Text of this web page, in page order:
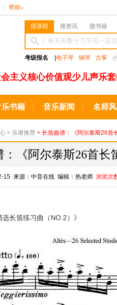
帮助 ∨
搜课程 搜资讯 搜书籍
考级报名 电子琴 钢琴 古筝
主义核心价值观少儿声乐
乐书籍 音乐新闻 名师
> 乐谱推荐 > 长笛曲谱：《阿尔泰斯26首
：《阿尔泰斯26首长
15 来源：中音在线 编辑：热老师浏览次
长笛练习曲（NO.2）》